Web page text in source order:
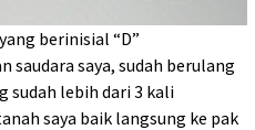
berinisial “D”
saudara saya, sudah berulang
lebih dari 3 kali
saya baik langsung ke pak